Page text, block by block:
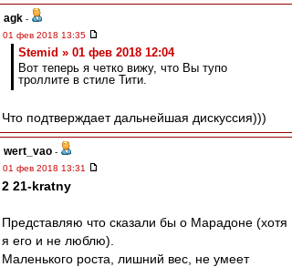
agk -
01 фев 2018 13:35
Stemid » 01 фев 2018 12:04
Вот теперь я четко вижу, что Вы тупо
троллите в стиле Тити.
Что подтверждает дальнейшая дискуссия)))
wert_vao -
01 фев 2018 13:31
2 21-kratny
Представляю что сказали бы о Марадоне (хотя
я его и не люблю).
Маленького роста, лишний вес, не умеет